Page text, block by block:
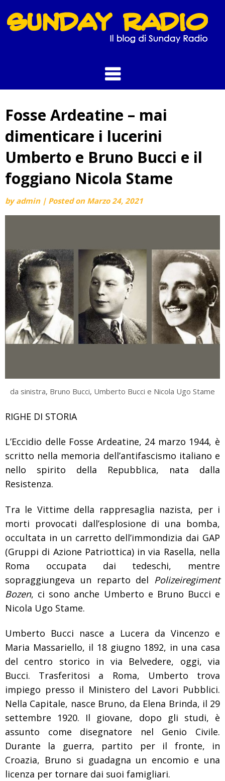
to
content
Fosse Ardeatine – mai
dimenticare i lucerini
Umberto e Bruno Bucci e il
foggiano Nicola Stame
byadmin | Posted on Marzo 24, 2021
da sinistra, Bruno Bucci, Umberto Bucci e Nicola Ugo Stame
RIGHE DI STORIA
L’Eccidio delle Fosse Ardeatine, 24 marzo 1944, è
scritto nella memoria dell’antifascismo italiano e
nello spirito della Repubblica, nata dalla
Resistenza.
Tra le Vittime della rappresaglia nazista, per i
morti provocati dall’esplosione di una bomba,
occultata in un carretto dell’immondizia dai GAP
(Gruppi di Azione Patriottica) in via Rasella, nella
Roma occupata dai tedeschi, mentre
sopraggiungeva un reparto del Polizeiregiment
Bozen, ci sono anche Umberto e Bruno Bucci e
Nicola Ugo Stame.
Umberto Bucci nasce a Lucera da Vincenzo e
Maria Massariello, il 18 giugno 1892, in una casa
del centro storico in via Belvedere, oggi, via
Bucci. Trasferitosi a Roma, Umberto trova
impiego presso il Ministero del Lavori Pubblici.
Nella Capitale, nasce Bruno, da Elena Brinda, il 29
settembre 1920. Il giovane, dopo gli studi, è
assunto come disegnatore nel Genio Civile.
Durante la guerra, partito per il fronte, in
Croazia, Bruno si guadagna un encomio e una
licenza per tornare dai suoi famigliari.